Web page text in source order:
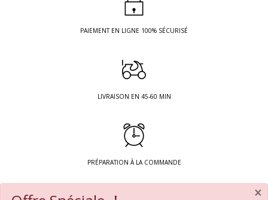
PAIEMENT EN LIGNE 100% SÉCURISÉ
LIVRAISON EN 45-60 MIN
PRÉPARATION À LA COMMANDE
×